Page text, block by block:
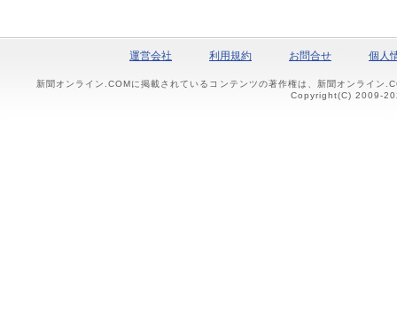
運営会社 利用規約 お問合せ 個人
新聞オンライン.COMに掲載されているコンテンツの著作権は、新聞オンライン
Copyright(C) 2009-